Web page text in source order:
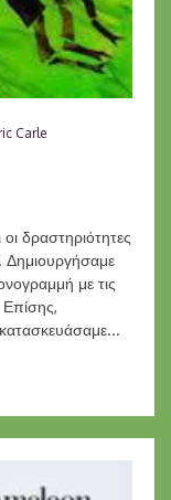
Carle
δραστηριότητες
με τις